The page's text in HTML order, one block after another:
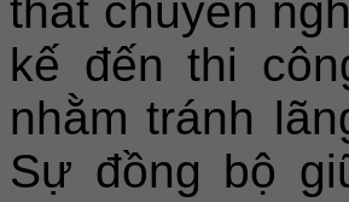
thất chuyên
kế đến thi
nhằm tránh
Sự đồng bộ